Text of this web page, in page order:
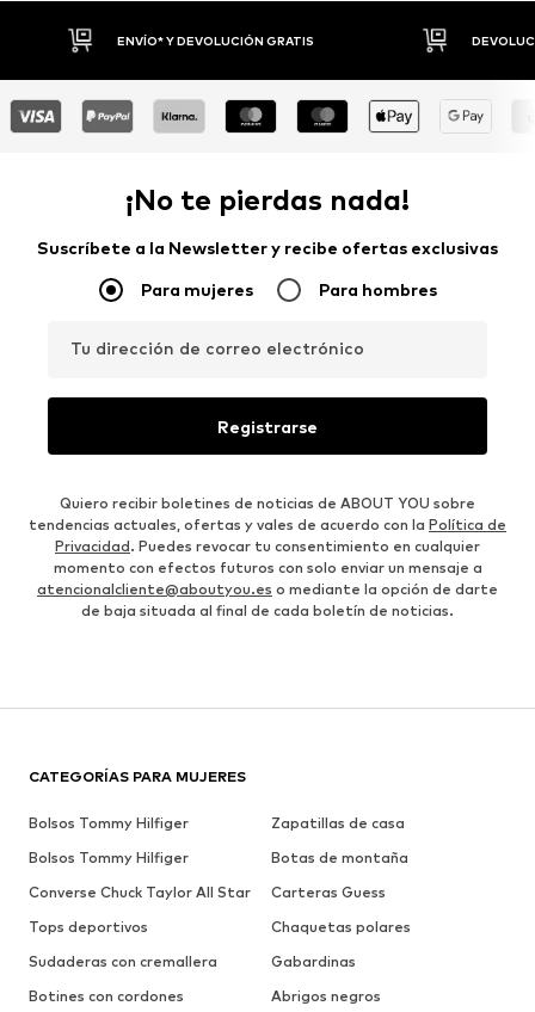
DEVOLUCIONES HASTA 30 DÍAS
¡No te pierdas nada!
Suscríbete a la Newsletter y recibe ofertas exclusivas
Para mujeres Para hombres
Tu dirección de correo electrónico
Registrarse
Quiero recibir boletines de noticias de ABOUT YOU sobre
tendencias actuales, ofertas y vales de acuerdo con la Política de
Privacidad. Puedes revocar tu consentimiento en cualquier
momento con efectos futuros con solo enviar un mensaje a
atencionalcliente@aboutyou.es o mediante la opción de darte
de baja situada al final de cada boletín de noticias.
CATEGORÍAS PARA MUJERES
Bolsos Tommy Hilfiger
Zapatillas de casa
Bolsos Tommy Hilfiger
Botas de montaña
Converse Chuck Taylor All Star
Carteras Guess
Tops deportivos
Chaquetas polares
Sudaderas con cremallera
Gabardinas
Botines con cordones
Abrigos negros